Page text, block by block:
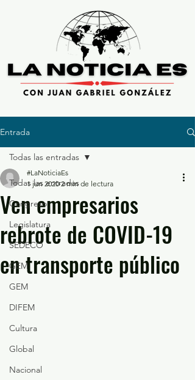
Entrada
Todas las entradas
Congreso
Legislatura
SEDECO
GEM
GEM
DIFEM
Cultura
Global
Nacional
Todas las entradas
Ven empresarios
rebrote de COVID-19
en transporte público
#LaNoticiaEs
1 jun 2020 2 min de lectura